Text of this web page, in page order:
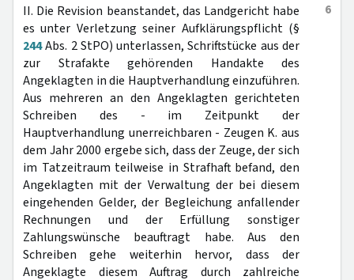
6
II. Die Revision beanstandet, das Landgericht habe
es unter Verletzung seiner Aufklärungspflicht (§
244Abs. 2 StPO) unterlassen, Schriftstücke aus der
zur Strafakte gehörenden Handakte des
Angeklagten in die Hauptverhandlung einzuführen.
Aus mehreren an den Angeklagten gerichteten
Schreiben des - im Zeitpunkt der
Hauptverhandlung unerreichbaren - Zeugen K. aus
dem Jahr 2000 ergebe sich, dass der Zeuge, der sich
im Tatzeitraum teilweise in Strafhaft befand, den
Angeklagten mit der Verwaltung der bei diesem
eingehenden Gelder, der Begleichung anfallender
Rechnungen und der Erfüllung sonstiger
Zahlungswünsche beauftragt habe. Aus den
Schreiben gehe weiterhin hervor, dass der
Angeklagte diesem Auftrag durch zahlreiche